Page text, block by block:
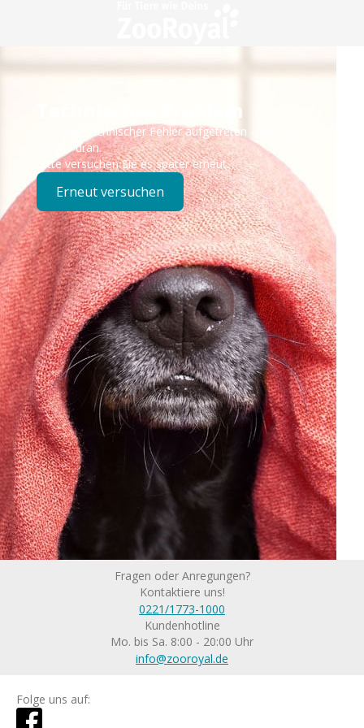
Technisches Problem
Es ist ein technischer Fehler aufgetreten – wir sind
bereits dran.
Bitte versuchen Sie es später erneut.
Erneut versuchen
Fragen oder Anregungen?
Kontaktiere uns!
0221/1773-1000
Kundenhotline
Mo. bis Sa. 8:00 - 20:00 Uhr
info@zooroyal.de
Folge uns auf: